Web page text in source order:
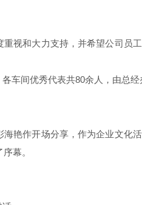
和大力支持，并希望公司员
间优秀代表共80余人，由总经
作开场分享，作为企业文化
幕。